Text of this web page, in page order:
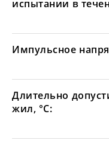
испытании в
Импульсное
Длительно
жил, °С: